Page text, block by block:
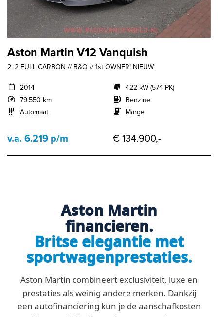
Aston Martin V12 Vanquish
2+2 FULL CARBON // B&O // 1st OWNER! NIEUW
2014
79.550 km
Automaat
422 kW (574 PK)
Benzine
Marge
v.a. 6.219 p/m € 134.900,-
Aston Martin
financieren.
Britse elegantie met
sportwagenprestaties.
Aston Martin combineert exclusiviteit, luxe en
prestaties als weinig andere merken. Dankzij
een autofinanciering kun je de aanschafkosten